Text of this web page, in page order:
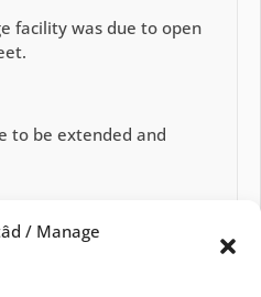
/ Manage
facility was due to open
to be extended and
an accredited award